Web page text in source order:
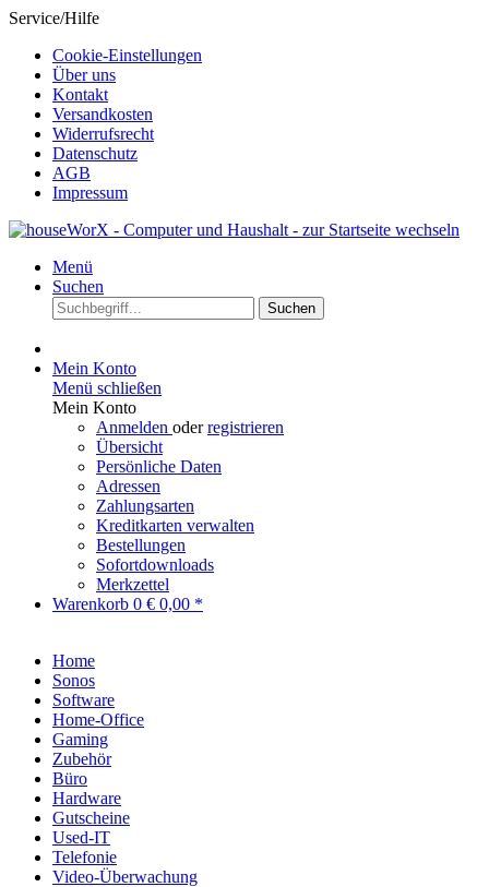
Service/Hilfe
Cookie-Einstellungen
Über uns
Kontakt
Versandkosten
Widerrufsrecht
Datenschutz
AGB
Impressum
Menü
Suchen
Suchen
Mein Konto
Menü schließen
Mein Konto
Anmelden oderregistrieren
Übersicht
Persönliche Daten
Adressen
Zahlungsarten
Kreditkarten verwalten
Bestellungen
Sofortdownloads
Merkzettel
Warenkorb 0 € 0,00 *
Home
Sonos
Software
Home-Office
Gaming
Zubehör
Büro
Hardware
Gutscheine
Used-IT
Telefonie
Video-Überwachung